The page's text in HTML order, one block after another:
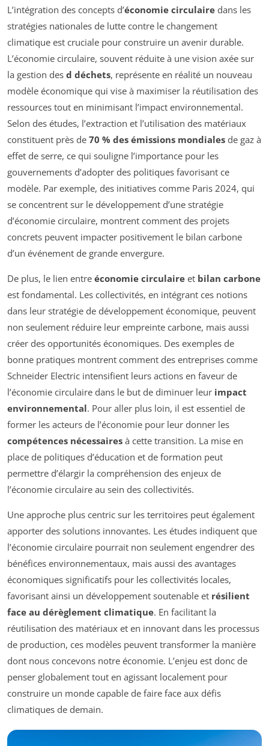
L’intégration des concepts d’économie circulaire dans les
stratégies nationales de lutte contre le changement
climatique est cruciale pour construire un avenir durable.
L’économie circulaire, souvent réduite à une vision axée sur
la gestion des d déchets, représente en réalité un nouveau
modèle économique qui vise à maximiser la réutilisation des
ressources tout en minimisant l’impact environnemental.
Selon des études, l’extraction et l’utilisation des matériaux
constituent près de 70 % des émissions mondiales de gaz à
effet de serre, ce qui souligne l’importance pour les
gouvernements d’adopter des politiques favorisant ce
modèle. Par exemple, des initiatives comme Paris 2024, qui
se concentrent sur le développement d’une stratégie
d’économie circulaire, montrent comment des projets
concrets peuvent impacter positivement le bilan carbone
d’un événement de grande envergure.
De plus, le lien entre économie circulaire et bilan carbone
est fondamental. Les collectivités, en intégrant ces notions
dans leur stratégie de développement économique, peuvent
non seulement réduire leur empreinte carbone, mais aussi
créer des opportunités économiques. Des exemples de
bonne pratiques montrent comment des entreprises comme
Schneider Electric intensifient leurs actions en faveur de
l’économie circulaire dans le but de diminuer leur impact
environnemental. Pour aller plus loin, il est essentiel de
former les acteurs de l’économie pour leur donner les
compétences nécessaires à cette transition. La mise en
place de politiques d’éducation et de formation peut
permettre d’élargir la compréhension des enjeux de
l’économie circulaire au sein des collectivités.
Une approche plus centric sur les territoires peut également
apporter des solutions innovantes. Les études indiquent que
l’économie circulaire pourrait non seulement engendrer des
bénéfices environnementaux, mais aussi des avantages
économiques significatifs pour les collectivités locales,
favorisant ainsi un développement soutenable et résilient
face au dérèglement climatique. En facilitant la
réutilisation des matériaux et en innovant dans les processus
de production, ces modèles peuvent transformer la manière
dont nous concevons notre économie. L’enjeu est donc de
penser globalement tout en agissant localement pour
construire un monde capable de faire face aux défis
climatiques de demain.